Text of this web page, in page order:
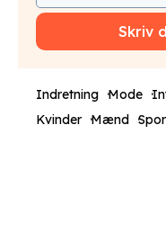
Skriv
Indretning Mode
Kvinder Mænd